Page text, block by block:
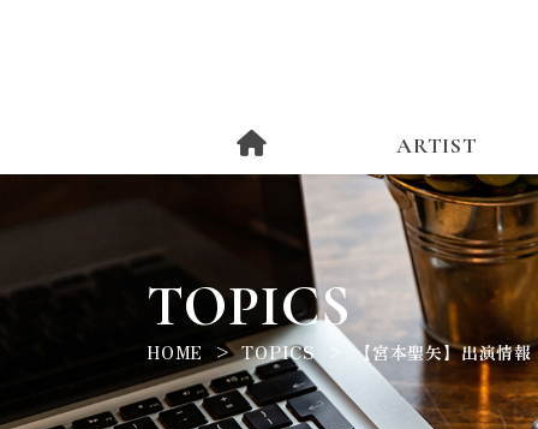
ARTIST
TOPICS
HOME TOPICS 【宮本聖矢】出演情報